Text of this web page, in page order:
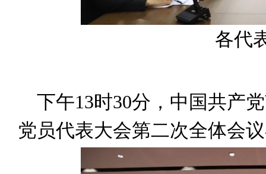
各代
下午13时30分，中国共产
党员代表大会第二次全体会